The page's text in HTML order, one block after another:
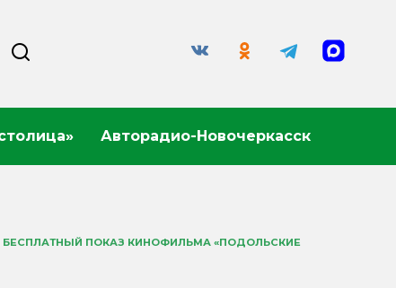
Авторадио-Новочеркасск
БЕСПЛАТНЫЙ ПОКАЗ КИНОФИЛЬМА «ПОДОЛЬСКИЕ